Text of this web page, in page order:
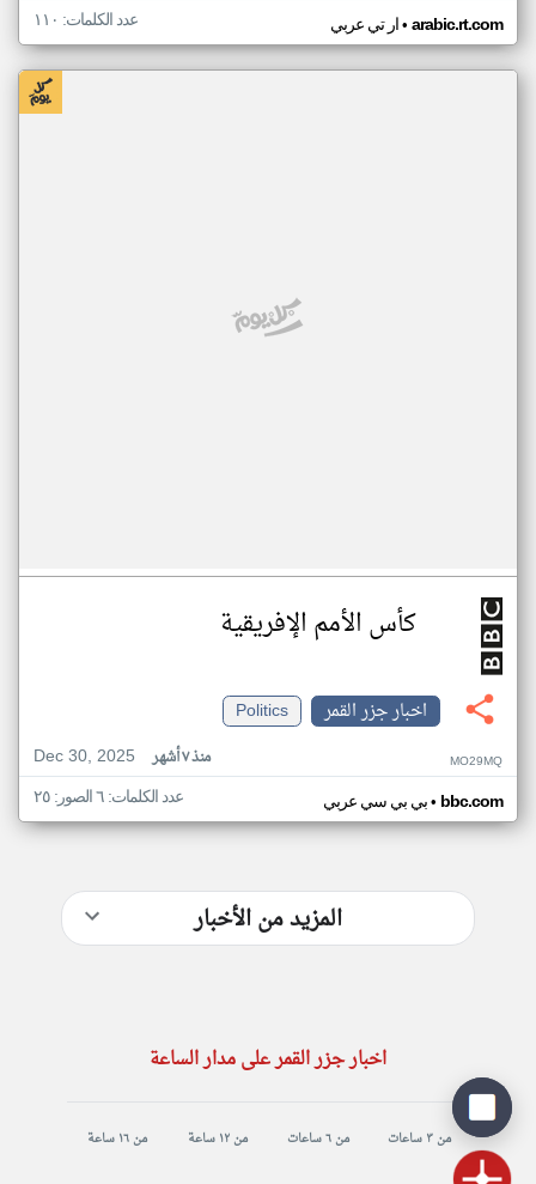
ار تي عربي• arabic.rt.com عدد الكلمات: ١١٠
كأس الأمم الإفريقية
اخبار جزر القمر
Politics
Dec 30, 2025
منذ ٧ أشهر MO29MQ
بي بي سي عربي• bbc.com عدد الكلمات: ٦ الصور: ٢٥
المزيد من الأخبار
اخبار جزر القمر على مدار الساعة
من ٣ ساعات من ٦ ساعات من ١٢ ساعة من ١٦ ساعة